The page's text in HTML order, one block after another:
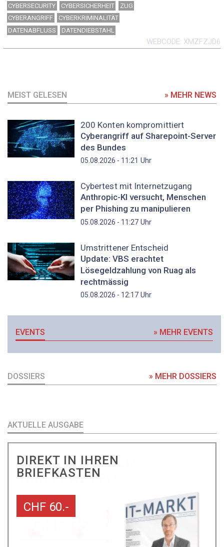
CYBERSECURITY CYBERSICHERHEIT
ZUG
CYBERANGRIFF
CYBERKRIMINALITÄT
DATENABFLUSS
DATENDIEBSTAHL
WEBCODE XMZFZJD6
MEIST GELESEN » MEHR NEWS
200 Konten kompromittiert
Cyberangriff auf Sharepoint-Server
des Bundes
05.08.2026 - 11:21 Uhr
Cybertest mit Internetzugang
Anthropic-KI versucht, Menschen
per Phishing zu manipulieren
05.08.2026 - 11:27Uhr
Umstrittener Entscheid
Update: VBS erachtet
Lösegeldzahlung von Ruag als
rechtmässig
05.08.2026 - 12:17Uhr
EVENTS » MEHR EVENTS
DOSSIERS » MEHR DOSSIERS
AKTUELLE AUSGABE
DIREKT IN IHREN
BRIEFKASTEN
CHF 60.-